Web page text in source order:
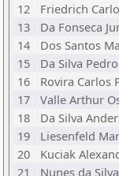
12
Friedrich
13
Da Fonseca
14
Dos Santos
15
Da Silva
16
Rovira Carlos
17
Valle Arthur
18
Da Silva
19
Liesenfeld
20
Kuciak
21
Nunes da